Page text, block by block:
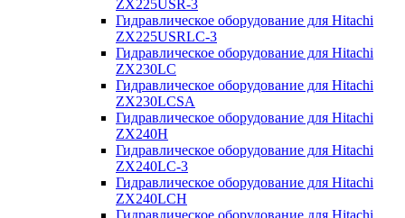
ZX225USR-3
Гидравлическое оборудование для Hitachi
ZX225USRLC-3
Гидравлическое оборудование для Hitachi
ZX230LC
Гидравлическое оборудование для Hitachi
ZX230LCSA
Гидравлическое оборудование для Hitachi
ZX240H
Гидравлическое оборудование для Hitachi
ZX240LC-3
Гидравлическое оборудование для Hitachi
ZX240LCH
Гидравлическое оборудование для Hitachi